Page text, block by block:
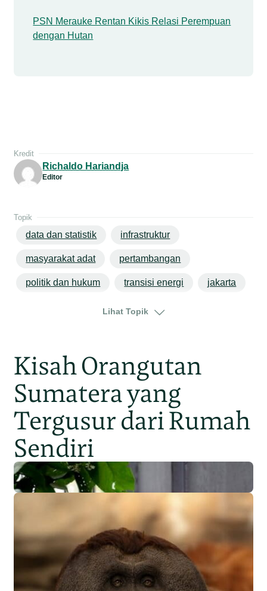
PSN Merauke Rentan Kikis Relasi Perempuan
dengan Hutan
Kredit
Richaldo Hariandja
Editor
Topik
data dan statistik infrastruktur
masyarakat adat pertambangan
politik dan hukum transisi energi jakarta
Lihat Topik
Kisah Orangutan
Sumatera yang
Tergusur dari Rumah
Sendiri